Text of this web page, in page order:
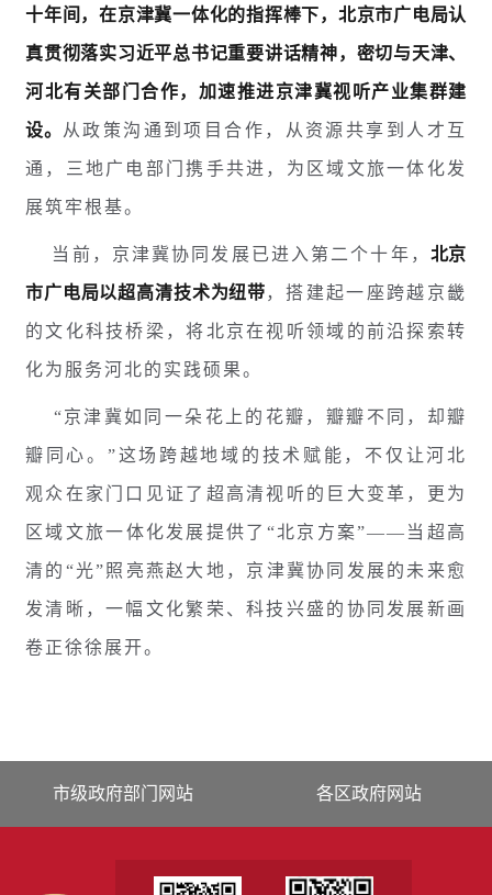
十年间，在京津冀一体化的指挥棒下，北京市广电局认
真贯彻落实习近平总书记重要讲话精神，密切与天津、
河北有关部门合作，加速推进京津冀视听产业集群建
设。 从政策沟通到项目合作，从资源共享到人才互
通，三地广电部门携手共进，为区域文旅一体化发
展筑牢根基。
当前，京津冀协同发展已进入第二个十年， 北京
市广电局以超高清技术为纽带，搭建起一座跨越京畿
的文化科技桥梁，将北京在视听领域的前沿探索转
化为服务河北的实践硕果。
“京津冀如同一朵花上的花瓣，瓣瓣不同，却瓣
瓣同心。”这场跨越地域的技术赋能，不仅让河北
观众在家门口见证了超高清视听的巨大变革，更为
区域文旅一体化发展提供了“北京方案”——当超高
清的“光”照亮燕赵大地，京津冀协同发展的未来愈
发清晰，一幅文化繁荣、科技兴盛的协同发展新画
卷正徐徐展开。
市级政府部门网站 各区政府网站